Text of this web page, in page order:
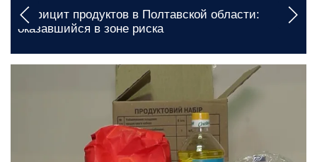
Дефицит продуктов в Полтавской области:
оказавшийся в зоне риска